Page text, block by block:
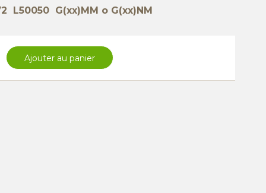
L50050 G(xx)MM o G(xx)NM
Ajouter au panier